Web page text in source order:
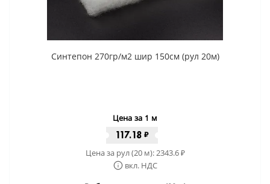
Синтепон 270гр/м2 шир 150см (рул 20м)
Цена за 1 м
117.18 ₽
Цена за рул (20 м):2343.6₽
вкл. НДС